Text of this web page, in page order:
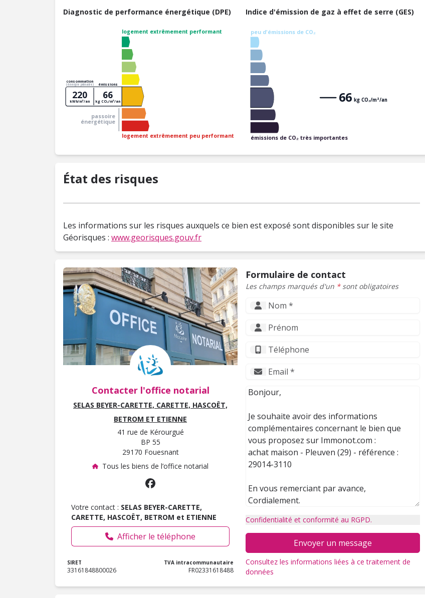
Diagnostic de performance énergétique (DPE)
logement extrêmement performant
logement extrêmement peu performant
passoire
énergétique
consommation
(énergie primaire) émissions
220
kWh/m²/an
66
kg CO₂/m²/an
Indice d'émission de gaz à effet de serre (GES)
peu d'émissions de CO₂
émissions de CO₂ très importantes
66 kg CO₂/m²/an
État des risques
Les informations sur les risques auxquels ce bien est exposé sont disponibles sur le site
Géorisques : www.georisques.gouv.fr
Contacter l'office notarial
SELAS BEYER-CARETTE, CARETTE, HASCOËT,
BETROM ET ETIENNE
41 rue de Kérourgué
BP 55
29170 Fouesnant
Tous les biens de l’office notarial
Votre contact : SELAS BEYER-CARETTE,
CARETTE, HASCOËT, BETROM et ETIENNE
Afficher le téléphone
SIRET
33161848800026
TVA intracommunautaire
FR02331618488
Formulaire de contact
Les champs marqués d'un *sont obligatoires
Confidentialité et conformité au RGPD.
Envoyer un message
Consultez les informations liées à ce traitement de
données